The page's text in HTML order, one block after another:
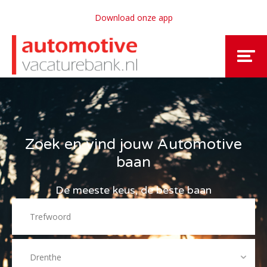
Download onze app
Zoek en vind jouw Automotive
baan
De meeste keus, de beste baan